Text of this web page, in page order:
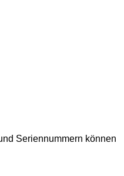
Seriennummern können